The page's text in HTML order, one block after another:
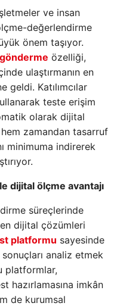
ve insan
değerlendirme
önem taşıyor.
özelliği,
ulaştırmanın en
Katılımcılar
teste erişim
olarak dijital
zamandan tasarruf
minimuma indirerek
dijital ölçme avantajı
süreçlerinde
dijital çözümleri
platformu sayesinde
analiz etmek
platformlar,
hazırlamasına imkân
de kurumsal